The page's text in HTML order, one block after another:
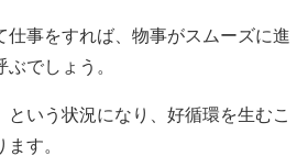
仕事をすれば、物事がスムーズに進
でしょう。
という状況になり、好循環を生むこ
す。